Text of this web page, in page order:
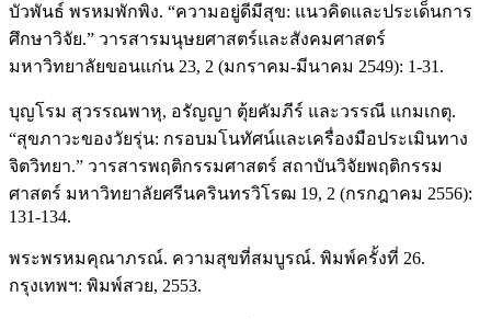
บัวพันธ์ พรหมพักพิง. “ความอยู่ดีมีสุข: แนวคิดและประเด็นการ
ศึกษาวิจัย.” วารสารมนุษยศาสตร์และสังคมศาสตร์
มหาวิทยาลัยขอนแก่น 23, 2 (มกราคม-มีนาคม 2549): 1-31.
บุญโรม สุวรรณพาหุ, อรัญญา ตุ้ยคัมภีร์ และวรรณี แกมเกตุ.
“สุขภาวะของวัยรุ่น: กรอบมโนทัศน์และเครื่องมือประเมินทาง
จิตวิทยา.” วารสารพฤติกรรมศาสตร์ สถาบันวิจัยพฤติกรรม
ศาสตร์ มหาวิทยาลัยศรีนครินทรวิโรฒ 19, 2 (กรกฎาคม 2556):
131-134.
พระพรหมคุณาภรณ์. ความสุขที่สมบูรณ์. พิมพ์ครั้งที่ 26.
กรุงเทพฯ: พิมพ์สวย, 2553.